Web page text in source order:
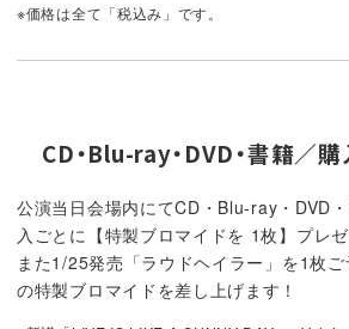
※価格は全て「税込み」です。
CD・Blu-ray・DVD・書籍／
公演当日会場内にてCD・Blu-ray・DVD
入ごとに【特製ブロマイドを 1枚】プレ
また1/25発売「ラウドヘイラー」を1枚
の特製ブロマイドを差し上げます！